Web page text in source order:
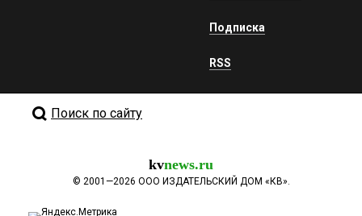
Подписка
RSS
Поиск по сайту
kvnews.ru
© 2001—2026 ООО ИЗДАТЕЛЬСКИЙ ДОМ «КВ».